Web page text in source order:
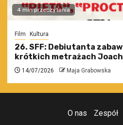
4 min przeczytania
Film Kultura
26. SFF: Debiutanta
krótkich metrażach
14/07/2026 Maja Grabowska
O nas Zespół